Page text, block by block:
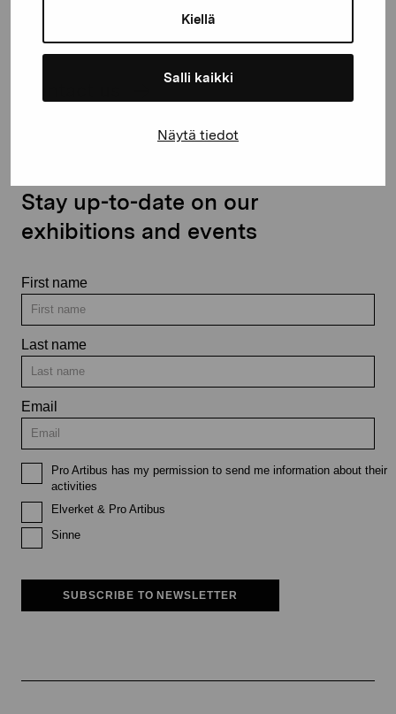
Kiellä
Salli kaikki
Näytä tiedot
Stay up-to-date on our
exhibitions and events
First name
Last name
Email
Pro Artibus has my permission to send me information about their
activities
Elverket & Pro Artibus
Sinne
SUBSCRIBE TO NEWSLETTER